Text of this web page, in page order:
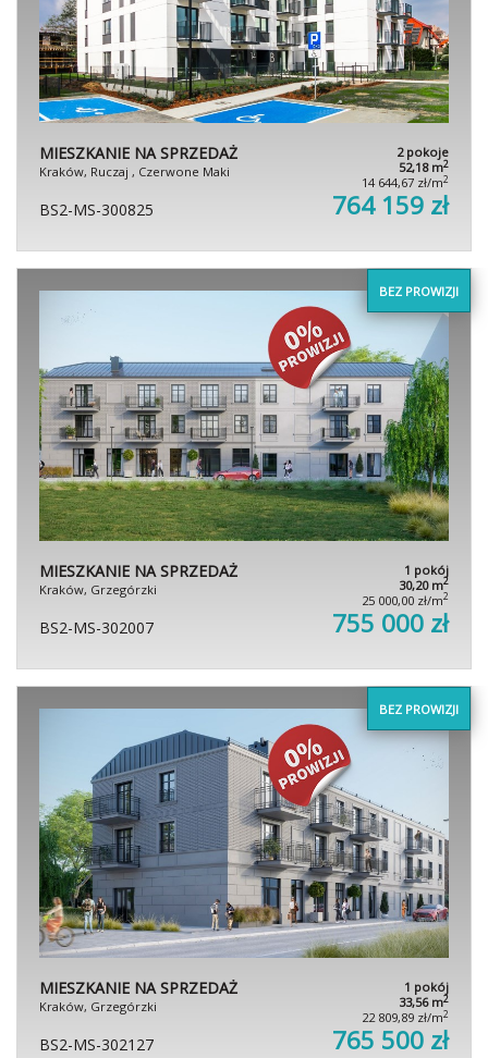
MIESZKANIE NA SPRZEDAŻ
Kraków, Ruczaj , Czerwone Maki
2 pokoje
52,18 m2
14 644,67 zł/m2
BS2-MS-300825 764 159 zł
BEZ PROWIZJI
MIESZKANIE NA SPRZEDAŻ
Kraków, Grzegórzki
1 pokój
30,20 m2
25 000,00 zł/m2
BS2-MS-302007 755 000 zł
BEZ PROWIZJI
MIESZKANIE NA SPRZEDAŻ
Kraków, Grzegórzki
1 pokój
33,56 m2
22 809,89 zł/m2
BS2-MS-302127 765 500 zł